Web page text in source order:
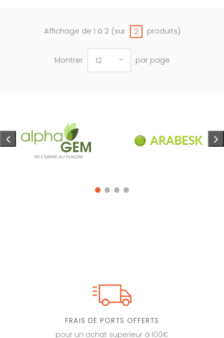
Affichage de 1 à 2 (sur 2 produits)
Montrer 12 par page
FRAIS DE PORTS OFFERTS
pour un achat superieur à 100€